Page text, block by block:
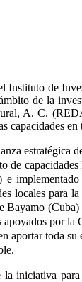
Instituto de
de la
A. C.
capacidades
estratégica
de
e
locales para
Bayamo
por la
aportar toda
la iniciativa